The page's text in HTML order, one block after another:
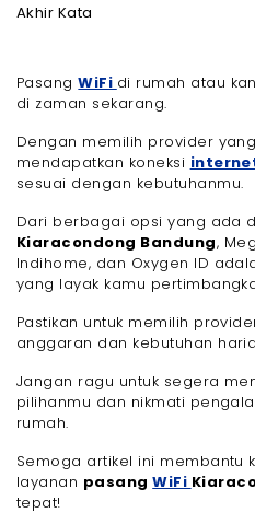
Akhir Kata
PasangWiFi di rumah atau
di zaman sekarang.
Dengan memilih provider
mendapatkan koneksi
sesuai dengan kebutuhanmu.
Dari berbagai opsi yang ada
Kiaracondong Bandung,
Indihome, dan Oxygen ID
yang layak kamu
Pastikan untuk memilih
anggaran dan kebutuhan
Jangan ragu untuk segera
pilihanmu dan nikmati
rumah.
Semoga artikel ini membantu
layanan pasangWiFi
tepat!